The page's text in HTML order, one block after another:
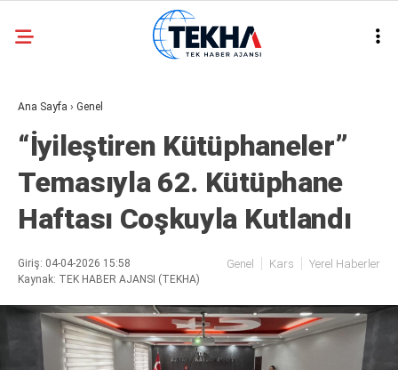
30.1
ASAYIŞ
GÜNDEM
GENEL
POLITIKA
SIYASET
DÜNYA
Ana Sayfa › Genel
“İyileştiren Kütüphaneler”
Temasıyla 62. Kütüphane
Haftası Coşkuyla Kutlandı
Giriş: 04-04-2026 15:58
Kaynak: TEK HABER AJANSI (TEKHA)
Genel Kars Yerel Haberler